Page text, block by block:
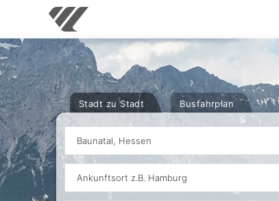
Stadt zu Stadt Busfahrplan
Baunatal, Hessen
Ankunftsort z.B. Hamburg